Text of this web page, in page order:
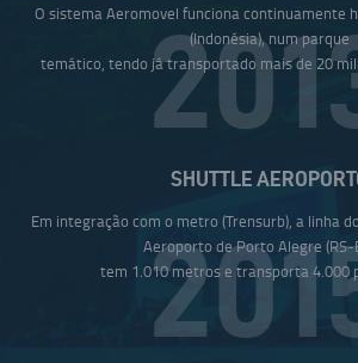
O sistema Aeromovel funciona continuamente
(Indonésia), num parque
temático, tendo já transportado mais de 20
SHUTTLE
Em integração com o metro (Trensurb), a linha
Aeroporto de Porto Alegre (RS-
tem 1.010 metros e transporta 4.000